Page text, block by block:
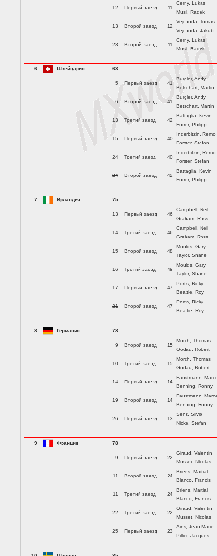
12 Первый заезд 11
Cerny, Lukas
Musil, Radek
13 Второй заезд 12
Vejchoda, Tomas
Vejchoda, Jakub
23 Второй заезд 11
Cerny, Lukas
Musil, Radek
6 Швейцария 63
5 Первый заезд 41
Burgler, Andy
Betschart, Martin
6 Второй заезд 41
Burgler, Andy
Betschart, Martin
13 Третий заезд 42
Battaglia, Kevin
Furrer, Philipp
15 Первый заезд 40
Inderbitzin, Remo
Forster, Stefan
24 Третий заезд 40
Inderbitzin, Remo
Forster, Stefan
24 Второй заезд 42
Battaglia, Kevin
Furrer, Philipp
7 Ирландия 75
13 Первый заезд 46
Campbell, Neil
Graham, Ross
14 Третий заезд 46
Campbell, Neil
Graham, Ross
15 Второй заезд 48
Moulds, Gary
Taylor, Shane
16 Третий заезд 48
Moulds, Gary
Taylor, Shane
17 Первый заезд 47
Portis, Ricky
Beattie, Roy
21 Второй заезд 47
Portis, Ricky
Beattie, Roy
8 Германия 78
9 Второй заезд 15
Morch, Thomas
Godau, Robert
10 Третий заезд 15
Morch, Thomas
Godau, Robert
14 Первый заезд 14
Faustmann,
Benning, Ronny
19 Второй заезд 14
Faustmann,
Benning, Ronny
26 Первый заезд 13
Senz, Silvio
Nicke, Stefan
9 Франция 78
9 Первый заезд 22
Giraud, Valentin
Musset, Nicolas
11 Второй заезд 24
Briens, Martial
Blanco, Francis
11 Третий заезд 24
Briens, Martial
Blanco, Francis
22 Третий заезд 22
Giraud, Valentin
Musset, Nicolas
25 Первый заезд 23
Ains, Jean Marie
Pillier, Jacques